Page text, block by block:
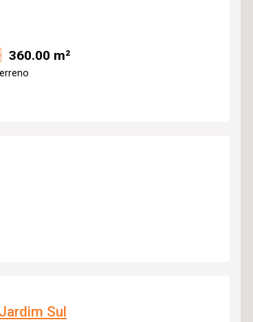
360.00 m²
Jardim Sul